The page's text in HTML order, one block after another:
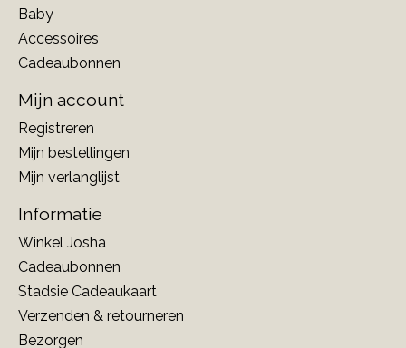
Baby
Accessoires
Cadeaubonnen
Mijn account
Registreren
Mijn bestellingen
Mijn verlanglijst
Informatie
Winkel Josha
Cadeaubonnen
Stadsie Cadeaukaart
Verzenden & retourneren
Bezorgen